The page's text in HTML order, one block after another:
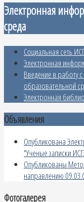
Электронная
среда
Социальная сеть
Электронная
Введение в работу
образовательной
Электронная
Объявления
Опубликована
"Ученые записки
Опубликованы
направлению
Фотогалерея